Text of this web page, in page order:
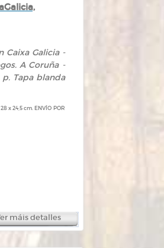
Caixa Galicia -
A Coruña -
Tapa blanda
x 24,5 cm. ENVÍO POR
máis detalles